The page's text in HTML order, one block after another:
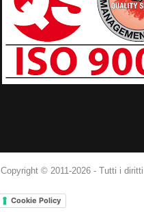
Copyright © 2011-2026 - Tutti i
Cookie Policy